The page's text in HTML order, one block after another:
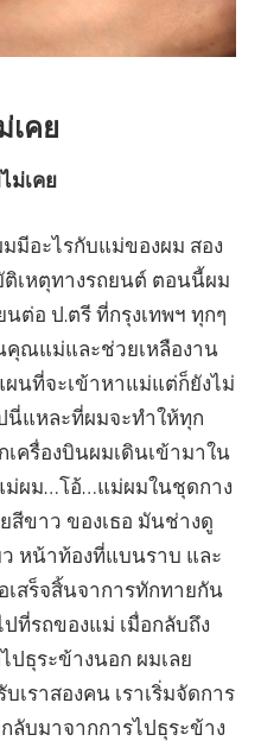
เคย
ม่เคย
มีอะไรกับแม่ของผม สอง
เหตุทางรถยนต์ ตอนนี้ผม
ต่อ ป.ตรี ที่กรุงเทพฯ ทุกๆ
คุณแม่และช่วยเหลืองาน
นที่จะเข้าหาแม่แต่ก็ยังไม่
นี่แหละที่ผมจะทำให้ทุก
เครื่องบินผมเดินเข้ามาใน
ผม…โอ้…แม่ผมในชุดกาง
สีขาว ของเธอ มันช่างดู
หน้าท้องที่แบนราบ และ
สร็จสิ้นจาการทักทายกัน
ที่รถของแม่ เมื่อกลับถึง
ธุระข้างนอก ผมเลย
เราสองคน เราเริ่มจัดการ
ลับมาจากการไปธุระข้าง